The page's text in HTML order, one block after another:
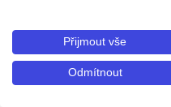
Přijmout vše
Odmítnout